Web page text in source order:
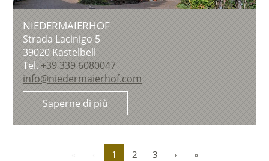
NIEDERMAIERHOF
Strada Lacinigo 5
39020 Kastelbell
Tel. +39 339 6080047
info@niedermaierhof.com
Saperne di più
1 2 3 › »